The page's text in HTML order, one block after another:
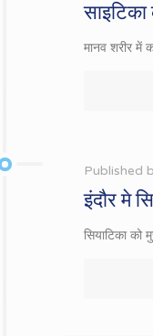
मानव शरीर में
Published
इंदौर मे
सियाटिका को